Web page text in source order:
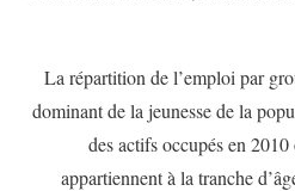
La répartition de l’emploi par
dominant de la jeunesse de la
des actifs occupés en
appartiennent à la tranche